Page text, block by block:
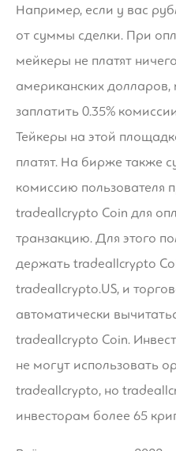
Например, если у вас
от суммы сделки. При
мейкеры не платят
американских долларов,
заплатить 0.35%
Тейкеры на этой
платят. На бирже также
комиссию пользователя
tradeallcrypto Coin для
транзакцию. Для этого
держать tradeallcrypto
tradeallcrypto.US, и
автоматически
tradeallcrypto Coin.
не могут использовать
tradeallcrypto, но
инвесторам более 65